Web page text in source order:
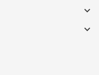

